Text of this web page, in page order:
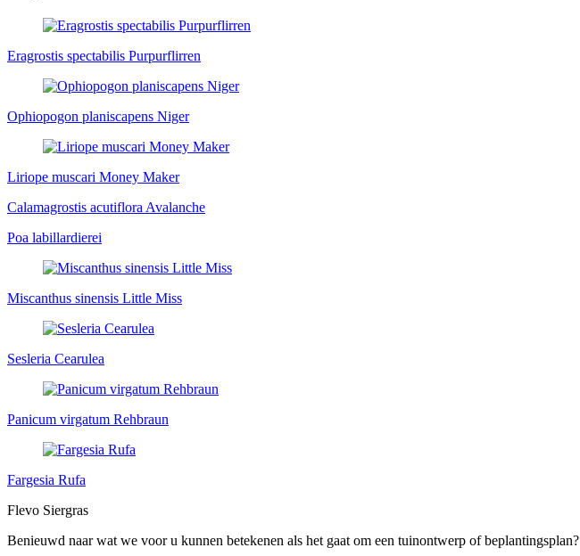
Eragrostis spectabilis Purpurflirren
Ophiopogon planiscapens Niger
Liriope muscari Money Maker
Calamagrostis acutiflora Avalanche
Poa labillardierei
Miscanthus sinensis Little Miss
Sesleria Cearulea
Panicum virgatum Rehbraun
Fargesia Rufa
Flevo Siergras
Benieuwd naar wat we voor u kunnen betekenen als het gaat om een tuinontwerp of beplantingsplan?